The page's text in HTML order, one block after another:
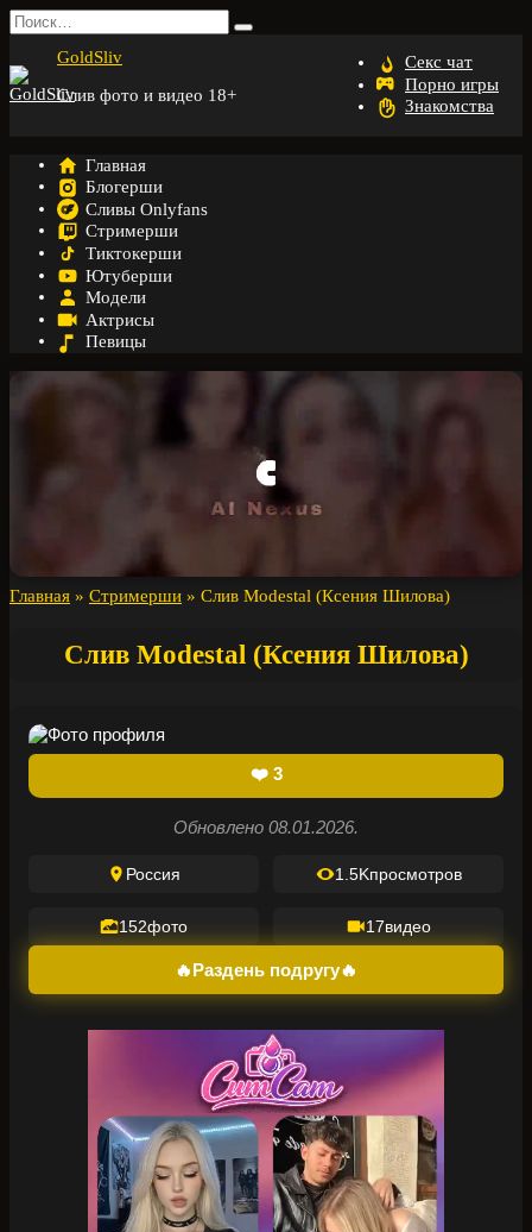
Перейти
к
содержанию
Search
for:
GoldSliv
Слив фото и видео 18+
Секс чат
Порно игры
Знакомства
Главная
Блогерши
Сливы Onlyfans
Стримерши
Тиктокерши
Ютуберши
Модели
Актрисы
Певицы
Главная » Стримерши » Слив Modestal (Ксения Шилова)
Слив Modestal (Ксения Шилова)
❤️ 3
Обновлено 08.01.2026.
Россия 1.5Kпросмотров
152фото 17видео
🔥Раздень подругу🔥